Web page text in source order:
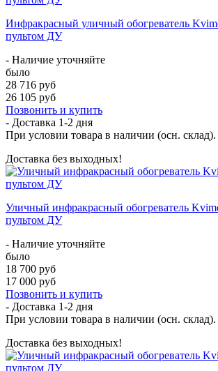
Инфракрасный уличный обогреватель
пультом ДУ
- Наличие уточняйте
было
28 716 руб
26 105 руб
Позвонить и купить
- Доставка 1-2 дня
При условии товара в наличии (осн. склад).
Доставка без выходных!
Уличный инфракрасный обогреватель
пультом ДУ
- Наличие уточняйте
было
18 700 руб
17 000 руб
Позвонить и купить
- Доставка 1-2 дня
При условии товара в наличии (осн. склад).
Доставка без выходных!